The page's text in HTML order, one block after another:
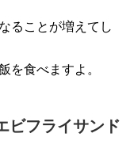
ることが増えてし
を食べますよ。
ビフライサンド